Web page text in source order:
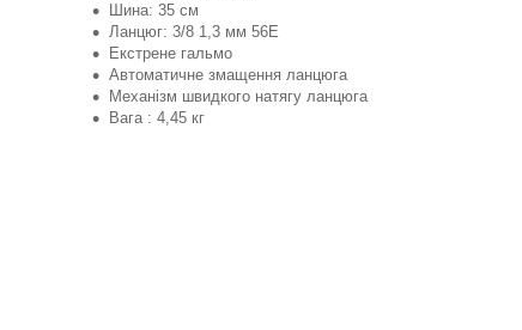
Шина: 35 см
Ланцюг: 3/8 1,3 мм 56E
Екстрене гальмо
Автоматичне змащення ланцюга
Механізм швидкого натягу ланцюга
Вага : 4,45 кг